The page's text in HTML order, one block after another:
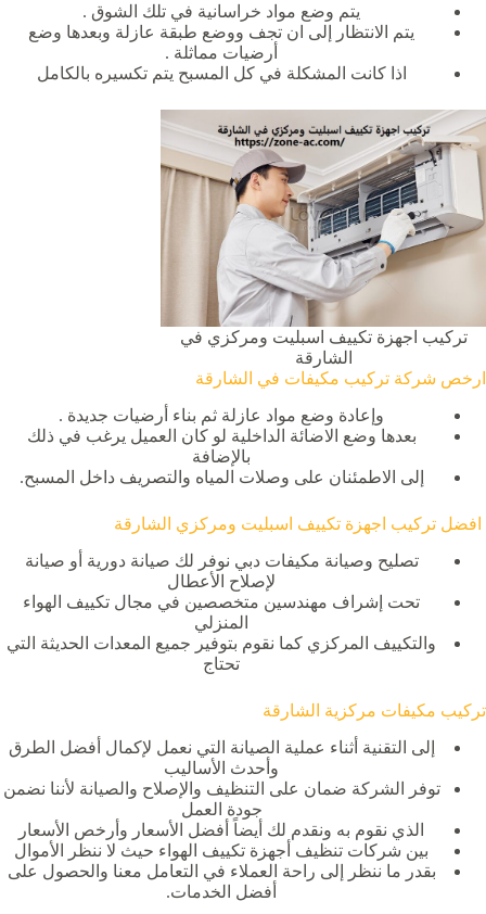
يتم وضع مواد خراسانية في تلك الشوق .
يتم الانتظار إلى ان تجف ووضع طبقة عازلة وبعدها وضع
أرضيات مماثلة .
اذا كانت المشكلة في كل المسبح يتم تكسيره بالكامل
تركيب اجهزة تكييف اسبليت ومركزي في
الشارقة
ارخص شركة تركيب مكيفات في الشارقة
وإعادة وضع مواد عازلة ثم بناء أرضيات جديدة .
بعدها وضع الاضائة الداخلية لو كان العميل يرغب في ذلك
بالإضافة
إلى الاطمئنان على وصلات المياه والتصريف داخل المسبح.
افضل تركيب اجهزة تكييف اسبليت ومركزي الشارقة
تصليح وصيانة مكيفات دبي نوفر لك صيانة دورية أو صيانة
لإصلاح الأعطال
تحت إشراف مهندسين متخصصين في مجال تكييف الهواء
المنزلي
والتكييف المركزي كما نقوم بتوفير جميع المعدات الحديثة التي
تحتاج
تركيب مكيفات مركزية الشارقة
إلى التقنية أثناء عملية الصيانة التي نعمل لإكمال أفضل الطرق
وأحدث الأساليب
توفر الشركة ضمان على التنظيف والإصلاح والصيانة لأننا نضمن
جودة العمل
الذي نقوم به ونقدم لك أيضاً أفضل الأسعار وأرخص الأسعار
بين شركات تنظيف أجهزة تكييف الهواء حيث لا ننظر الأموال
بقدر ما ننظر إلى راحة العملاء في التعامل معنا والحصول على
أفضل الخدمات.